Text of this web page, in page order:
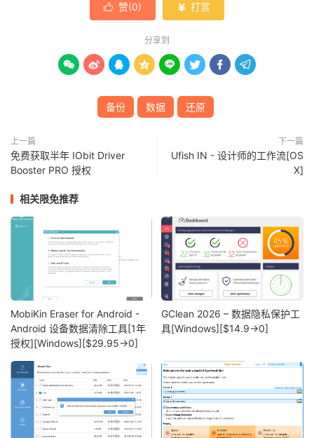
 赞(0)  打赏
分享到
       
备份 数据 还原
上一篇
免费获取半年 IObit Driver
Booster PRO 授权
下一篇
Ufish IN - 设计师的工作流[OS
X]
相关限免推荐
MobiKin Eraser for Android -
Android 设备数据清除工具[1年
授权][Windows][$29.95→0]
GClean 2026 – 数据隐私保护工
具[Windows][$14.9→0]